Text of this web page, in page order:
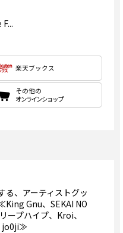
楽天ブックス
その他の
オンラインショップ
る、アーティストグッ
Gnu、SEKAI NO
ープハイプ、Kroi、
jo0ji≫